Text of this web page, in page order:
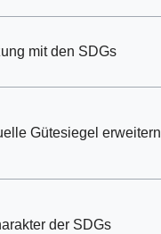
mit den SDGs
Gütesiegel erweitern
der SDGs